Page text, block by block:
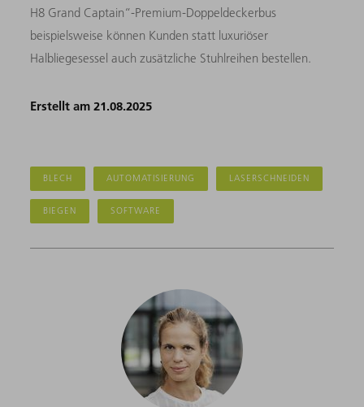
H8 Grand Captain“-Premium-Doppeldeckerbus
beispielsweise können Kunden statt luxuriöser
Halbliegesessel auch zusätzliche Stuhlreihen bestellen.
Erstellt am 21.08.2025
BLECH AUTOMATISIERUNG LASERSCHNEIDEN
BIEGEN SOFTWARE